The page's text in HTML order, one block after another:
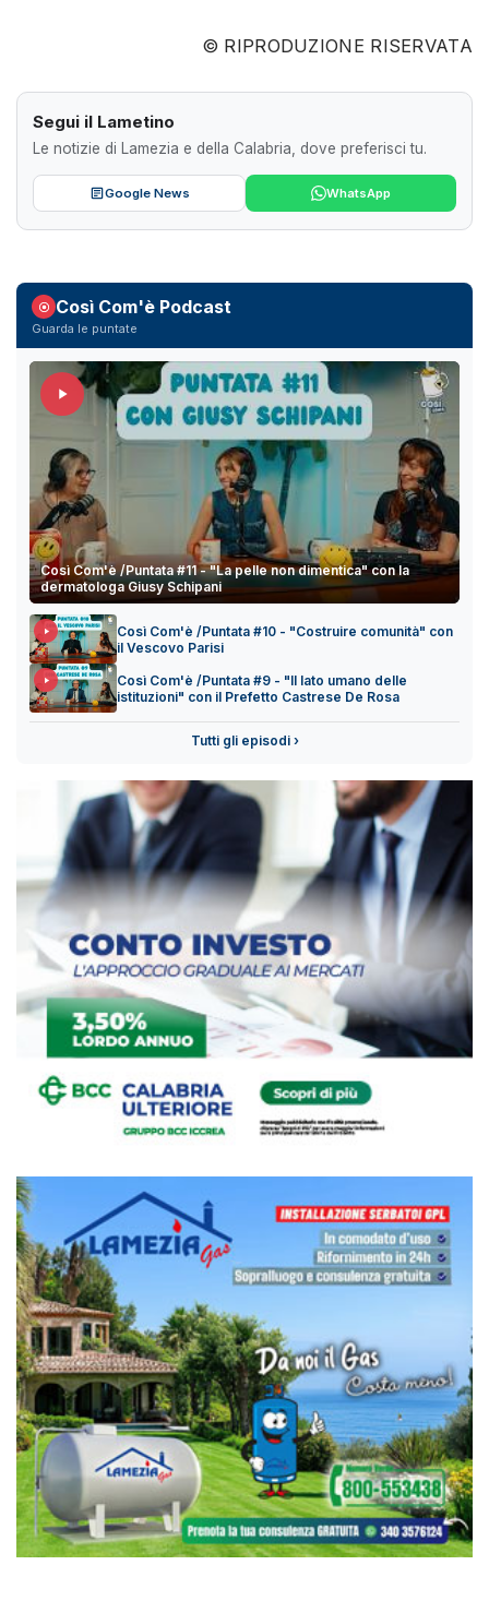
© RIPRODUZIONE RISERVATA
Segui il Lametino
Le notizie di Lamezia e della Calabria, dove preferisci tu.
Google News WhatsApp
Così Com'è Podcast
Guarda le puntate
Così Com'è /Puntata #11 - "La pelle non dimentica" con la
dermatologa Giusy Schipani
Così Com'è /Puntata #10 - "Costruire comunità" con
il Vescovo Parisi
Così Com'è /Puntata #9 - "Il lato umano delle
istituzioni" con il Prefetto Castrese De Rosa
Tutti gli episodi ›